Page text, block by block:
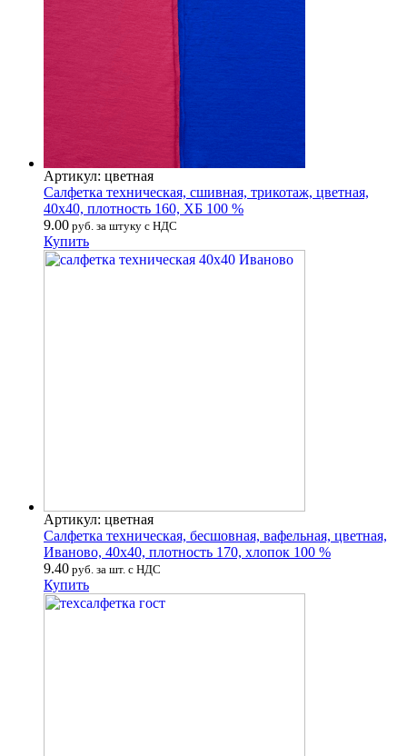
Артикул: цветная
Салфетка техническая, сшивная, трикотаж, цветная,
40х40, плотность 160, ХБ 100 %
9.00 руб. за штуку с НДС
Купить
Артикул: цветная
Салфетка техническая, бесшовная, вафельная, цветная,
Иваново, 40х40, плотность 170, хлопок 100 %
9.40 руб. за шт. с НДС
Купить